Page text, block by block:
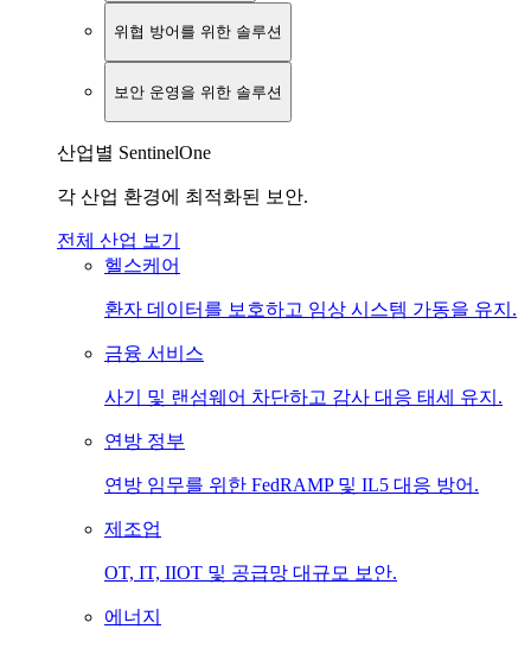
위협 방어를 위한 솔루션
보안 운영을 위한 솔루션
산업별 SentinelOne
각 산업 환경에 최적화된 보안.
전체 산업 보기
헬스케어
환자 데이터를 보호하고 임상 시스템 가동을 유지.
금융 서비스
사기 및 랜섬웨어 차단하고 감사 대응 태세 유지.
연방 정부
연방 임무를 위한 FedRAMP 및 IL5 대응 방어.
제조업
OT, IT, IIOT 및 공급망 대규모 보안.
에너지